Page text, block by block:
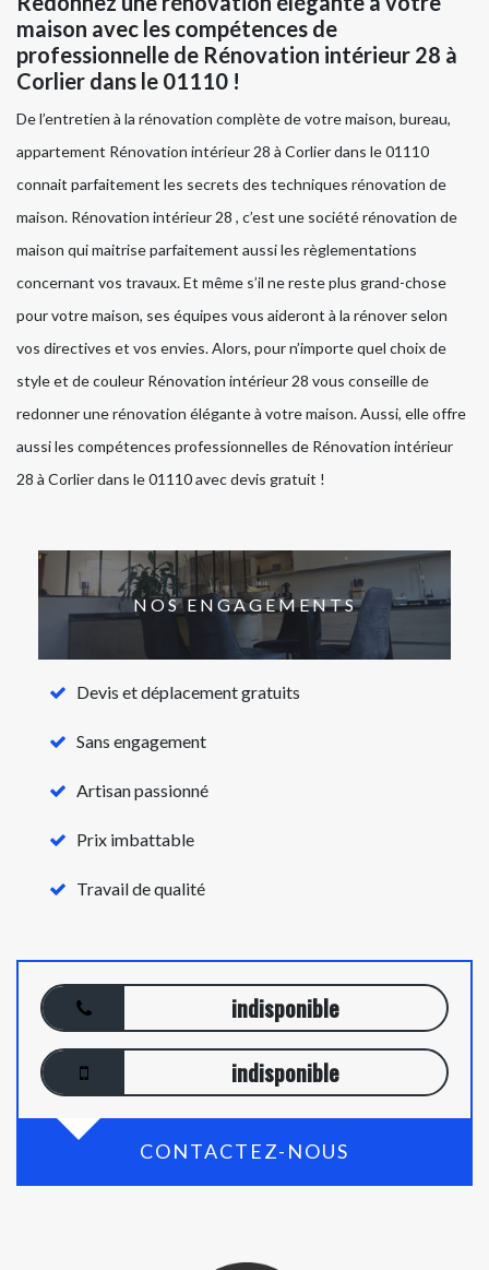
maison avec les compétences de
professionnelle de Rénovation intérieur 28 à
Corlier dans le 01110 !
De l’entretien à la rénovation complète de votre maison, bureau,
appartement Rénovation intérieur 28 à Corlier dans le 01110
connait parfaitement les secrets des techniques rénovation de
maison. Rénovation intérieur 28 , c’est une société rénovation de
maison qui maitrise parfaitement aussi les règlementations
concernant vos travaux. Et même s’il ne reste plus grand-chose
pour votre maison, ses équipes vous aideront à la rénover selon
vos directives et vos envies. Alors, pour n’importe quel choix de
style et de couleur Rénovation intérieur 28 vous conseille de
redonner une rénovation élégante à votre maison. Aussi, elle offre
aussi les compétences professionnelles de Rénovation intérieur
28 à Corlier dans le 01110 avec devis gratuit !
NOS ENGAGEMENTS
Devis et déplacement gratuits
Sans engagement
Artisan passionné
Prix imbattable
Travail de qualité
indisponible
indisponible
CONTACTEZ-NOUS